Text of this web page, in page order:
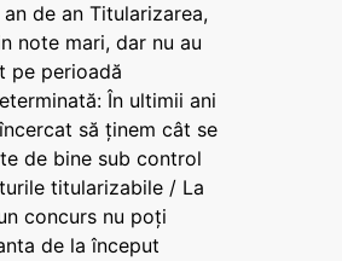
an de an Titularizarea,
note mari, dar nu au
pe perioadă
În ultimii ani
să ținem cât se
de bine sub control
titularizabile / La
concurs nu poți
de la început